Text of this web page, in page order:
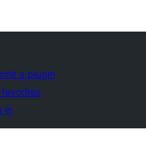
a plugin
in